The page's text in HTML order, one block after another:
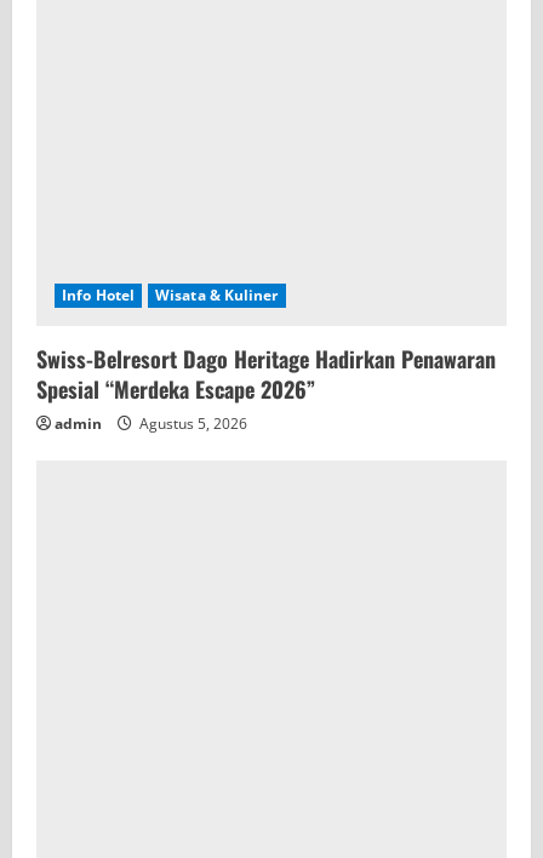
Info Hotel Wisata & Kuliner
Swiss-Belresort Dago Heritage Hadirkan Penawaran
Spesial “Merdeka Escape 2026”
admin Agustus 5, 2026